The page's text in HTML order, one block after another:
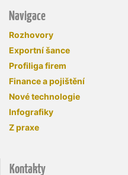
Navigace
Rozhovory
Exportní šance
Profiliga firem
Finance a pojištění
Nové technologie
Infografiky
Z praxe
Kontakty